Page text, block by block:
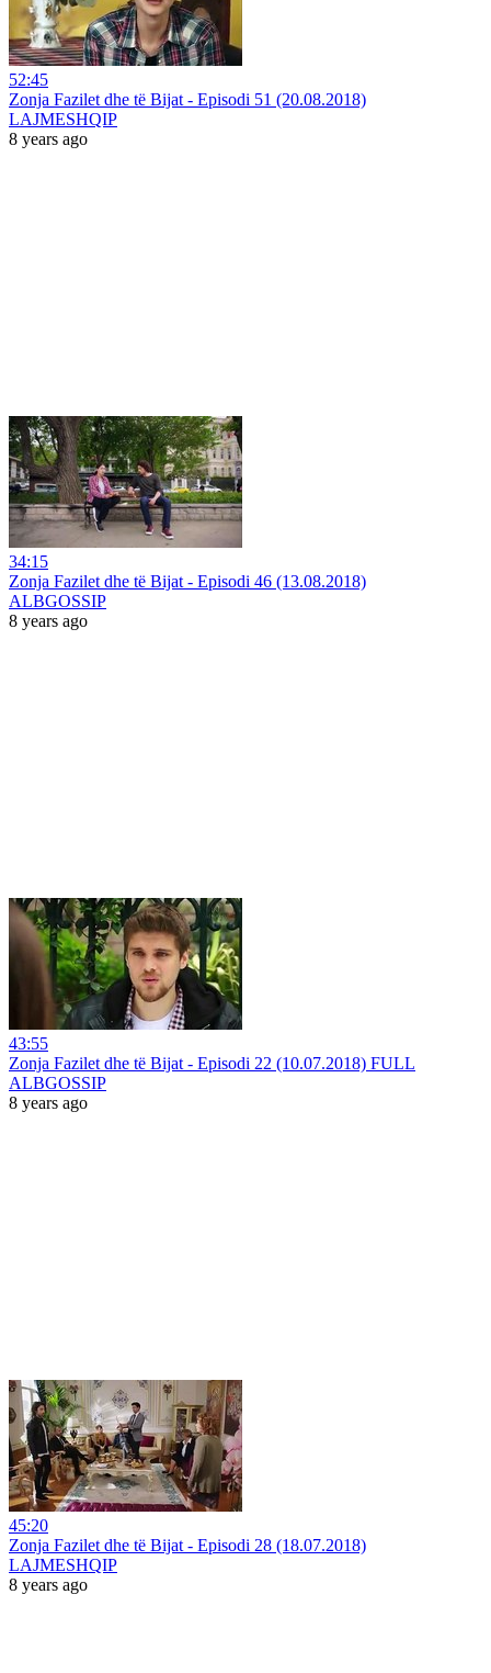
52:45
Zonja Fazilet dhe të Bijat - Episodi 51 (20.08.2018)
LAJMESHQIP
8 years ago
34:15
Zonja Fazilet dhe të Bijat - Episodi 46 (13.08.2018)
ALBGOSSIP
8 years ago
43:55
Zonja Fazilet dhe të Bijat - Episodi 22 (10.07.2018) FULL
ALBGOSSIP
8 years ago
45:20
Zonja Fazilet dhe të Bijat - Episodi 28 (18.07.2018)
LAJMESHQIP
8 years ago